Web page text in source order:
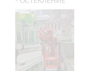
помощью
четырех
вакуумных
захватов Арлифт.
ВОЛЬЕРОВ В
МОСКОВСКОМ
ЗООПАРКЕ